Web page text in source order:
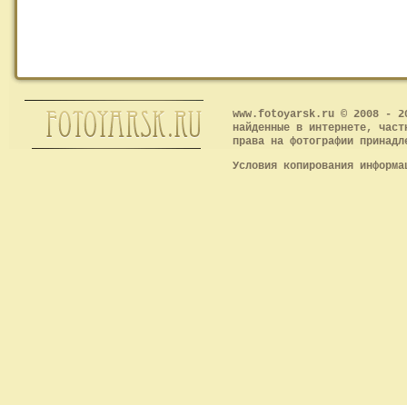
www.fotoyarsk.ru © 2008 -
найденные в интернете,
права на фотографии
Условия копирования